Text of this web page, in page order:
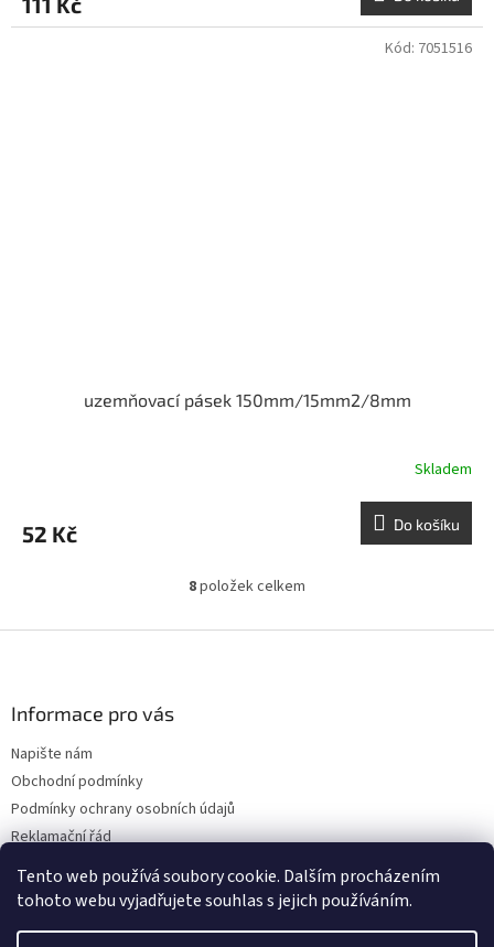
Tento web používá soubory cookie. Dalším procházením
tohoto webu vyjadřujete souhlas s jejich používáním.
uzemňovací pásek 150mm/15mm2/8mm
Skladem
52 Kč Do košíku
Kód: 7051516
O
l
y
v
ý
p
i
8položek celkem
Informace pro vás
Napište nám
Obchodní podmínky
Podmínky ochrany osobních údajů
Reklamační řád
Doprava